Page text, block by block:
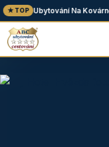
★ TOP Ubytování Na